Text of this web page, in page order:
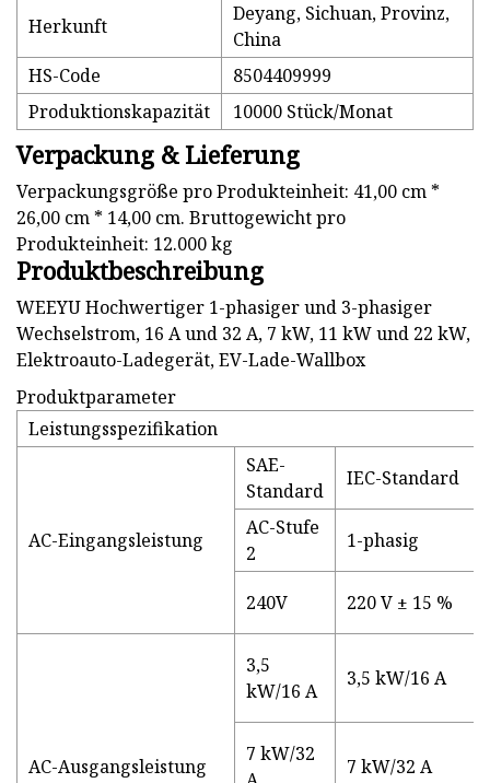
Herkunft
Deyang, Sichuan, Provinz,
China
HS-Code
8504409999
Produktionskapazität
10000 Stück/Monat
Verpackung & Lieferung
Verpackungsgröße pro Produkteinheit: 41,00 cm *
26,00 cm * 14,00 cm. Bruttogewicht pro
Produkteinheit: 12.000 kg
Produktbeschreibung
WEEYU Hochwertiger 1-phasiger und 3-phasiger
Wechselstrom, 16 A und 32 A, 7 kW, 11 kW und 22 kW,
Elektroauto-Ladegerät, EV-Lade-Wallbox
Produktparameter
Leistungsspezifikation
AC-Eingangsleistung
SAE-
Standard
IEC-Standard
AC-Stufe
2
1-phasig
240V 220 V ± 15 %
AC-Ausgangsleistung
3,5
kW/16 A
3,5 kW/16 A
7 kW/32
7 kW/32 A